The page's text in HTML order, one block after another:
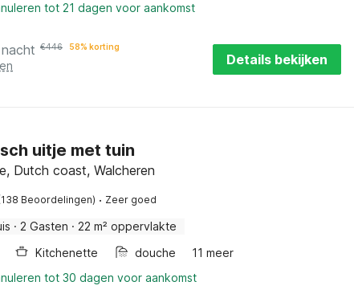
tot 21 dagen voor aankomst
€446 58% korting
Details bekijken
uitje met tuin
Dutch coast, Walcheren
Beoordelingen) · Zeer goed
· 2 Gasten · 22 m² oppervlakte
Kitchenette douche
11 meer
tot 30 dagen voor aankomst